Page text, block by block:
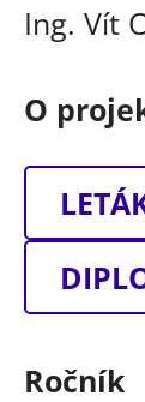
Ing. Vít
O
Ročník